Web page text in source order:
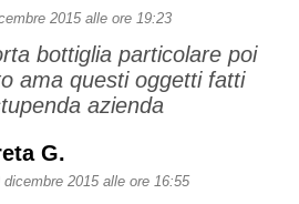
2015 alle ore 19:23
bottiglia particolare poi
ama questi oggetti fatti
azienda
G.
dicembre 2015 alle ore 16:55